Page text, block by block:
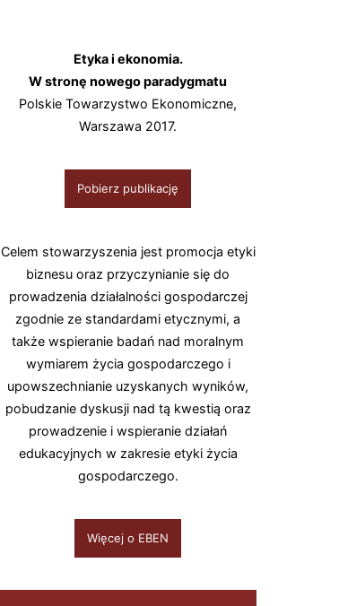
Etyka i ekonomia.
W stronę nowego paradygmatu
Polskie Towarzystwo Ekonomiczne,
Warszawa 2017.
Pobierz publikację
Celem stowarzyszenia jest promocja etyki
biznesu oraz przyczynianie się do
prowadzenia działalności gospodarczej
zgodnie ze standardami etycznymi, a
także wspieranie badań nad moralnym
wymiarem życia gospodarczego i
upowszechnianie uzyskanych wyników,
pobudzanie dyskusji nad tą kwestią oraz
prowadzenie i wspieranie działań
edukacyjnych w zakresie etyki życia
gospodarczego.
Więcej o EBEN